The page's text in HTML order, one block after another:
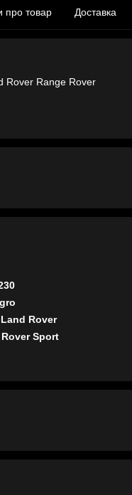
про товар Доставка
Rover Range Rover
Rover
Sport